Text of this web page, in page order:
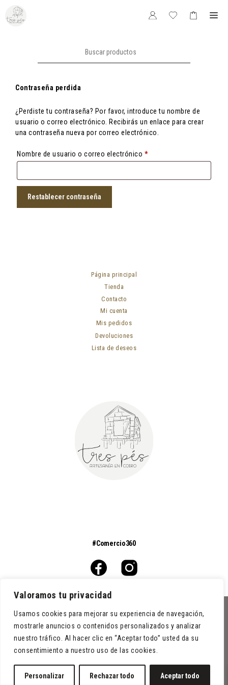
Valoramos tu privacidad
Usamos cookies para mejorar su experiencia de navegación,
mostrarle anuncios o contenidos personalizados y analizar
nuestro tráfico. Al hacer clic en “Aceptar todo” usted da su
consentimiento a nuestro uso de las cookies.
Personalizar Rechazar todo Aceptar todo
Saltar
contenido
Contraseña perdida
¿Perdiste tu contraseña? Por favor, introduce tu nombre de
usuario o correo electrónico. Recibirás un enlace para crear
una contraseña nueva por correo electrónico.
Nombre de usuario o correo electrónico *Obligatorio
Restablecer contraseña
Página principal
Tienda
Contacto
Mi cuenta
Mis pedidos
Devoluciones
Lista de deseos
#Comercio360
Condiciones de venta
Aviso legal
0